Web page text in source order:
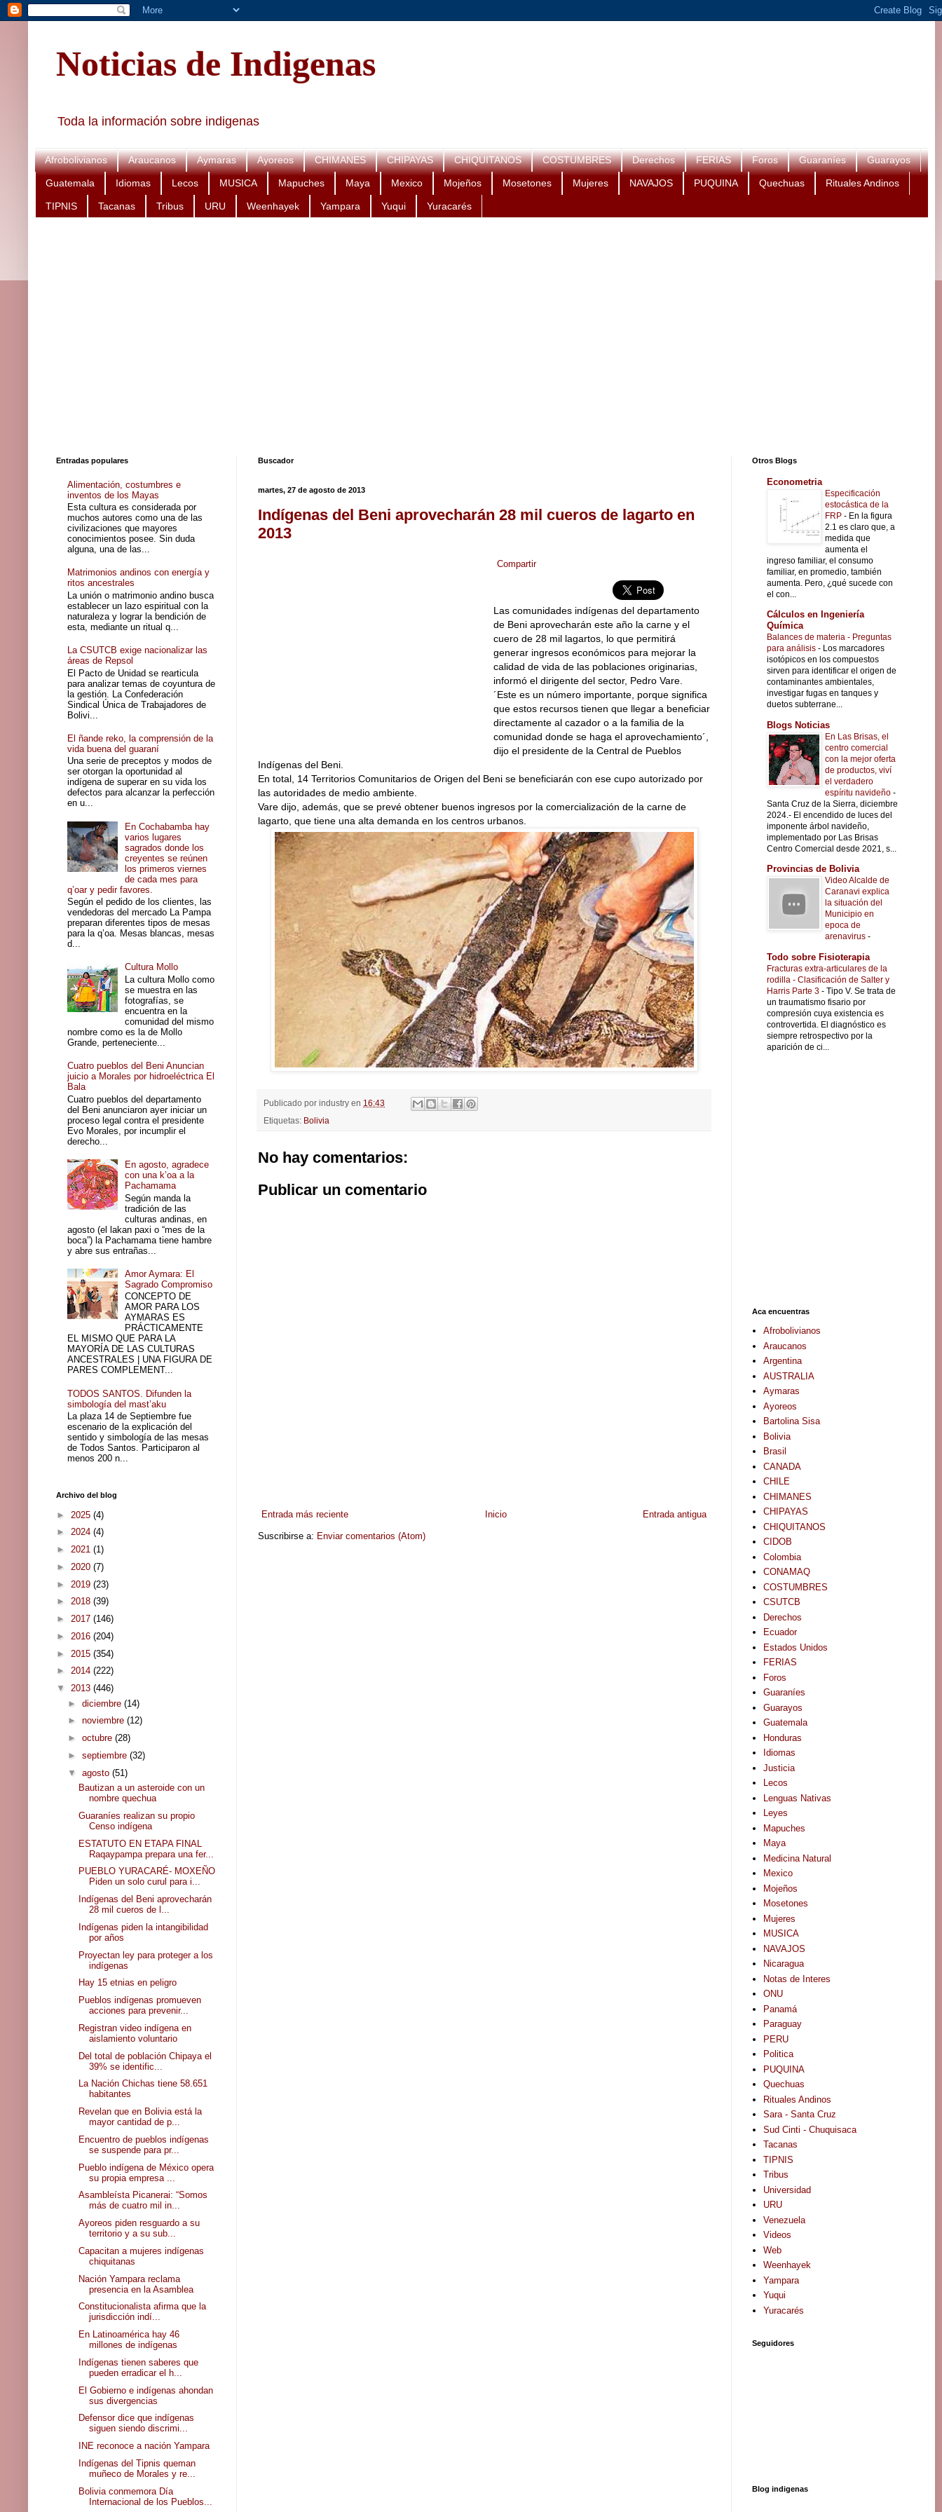
Noticias de Indigenas
Toda la información sobre indigenas
Afrobolivianos Araucanos Aymaras Ayoreos CHIMANES CHIPAYAS CHIQUITANOS COSTUMBRES Derechos FERIAS Foros Guaraníes Guarayos
Guatemala Idiomas Lecos MUSICA Mapuches Maya Mexico Mojeños Mosetones Mujeres NAVAJOS PUQUINA Quechuas Rituales Andinos
TIPNIS Tacanas Tribus URU Weenhayek Yampara Yuqui Yuracarés
Buscador
martes, 27 de agosto de 2013
Indígenas del Beni aprovecharán 28 mil cueros de lagarto en
2013
Compartir
Las comunidades indígenas del departamento
de Beni aprovecharán este año la carne y el
cuero de 28 mil lagartos, lo que permitirá
generar ingresos económicos para mejorar la
calidad de vida de las poblaciones originarias,
informó el dirigente del sector, Pedro Vare.
´Este es un número importante, porque significa
que estos recursos tienen que llegar a beneficiar
directamente al cazador o a la familia de la
comunidad donde se haga el aprovechamiento´,
dijo el presidente de la Central de Pueblos
Indígenas del Beni.
En total, 14 Territorios Comunitarios de Origen del Beni se beneficiarán con ese cupo autorizado por
las autoridades de medio ambiente.
Vare dijo, además, que se prevé obtener buenos ingresos por la comercialización de la carne de
lagarto, que tiene una alta demanda en los centros urbanos.
Publicado por industry en 16:43
Etiquetas: Bolivia
No hay comentarios:
Publicar un comentario
Entrada más reciente Entrada antigua
Inicio
Suscribirse a: Enviar comentarios (Atom)
Entradas populares
Alimentación, costumbres e
inventos de los Mayas
Esta cultura es considerada por
muchos autores como una de las
civilizaciones que mayores
conocimientos posee. Sin duda
alguna, una de las...
Matrimonios andinos con energía y
ritos ancestrales
La unión o matrimonio andino busca
establecer un lazo espiritual con la
naturaleza y lograr la bendición de
esta, mediante un ritual q...
La CSUTCB exige nacionalizar las
áreas de Repsol
El Pacto de Unidad se rearticula
para analizar temas de coyuntura de
la gestión. La Confederación
Sindical Única de Trabajadores de
Bolivi...
El ñande reko, la comprensión de la
vida buena del guaraní
Una serie de preceptos y modos de
ser otorgan la oportunidad al
indígena de superar en su vida los
defectos para alcanzar la perfección
en u...
En Cochabamba hay
varios lugares
sagrados donde los
creyentes se reúnen
los primeros viernes
de cada mes para
q’oar y pedir favores.
Según el pedido de los clientes, las
vendedoras del mercado La Pampa
preparan diferentes tipos de mesas
para la q’oa. Mesas blancas, mesas
d...
Cultura Mollo
La cultura Mollo como
se muestra en las
fotografías, se
encuentra en la
comunidad del mismo
nombre como es la de Mollo
Grande, perteneciente...
Cuatro pueblos del Beni Anuncian
juicio a Morales por hidroeléctrica El
Bala
Cuatro pueblos del departamento
del Beni anunciaron ayer iniciar un
proceso legal contra el presidente
Evo Morales, por incumplir el
derecho...
En agosto, agradece
con una k’oa a la
Pachamama
Según manda la
tradición de las
culturas andinas, en
agosto (el lakan paxi o “mes de la
boca”) la Pachamama tiene hambre
y abre sus entrañas...
Amor Aymara: El
Sagrado Compromiso
CONCEPTO DE
AMOR PARA LOS
AYMARAS ES
PRÁCTICAMENTE
EL MISMO QUE PARA LA
MAYORÍA DE LAS CULTURAS
ANCESTRALES | UNA FIGURA DE
PARES COMPLEMENT...
TODOS SANTOS. Difunden la
simbología del mast’aku
La plaza 14 de Septiembre fue
escenario de la explicación del
sentido y simbología de las mesas
de Todos Santos. Participaron al
menos 200 n...
Archivo del blog
► 2025 (4)
► 2024 (4)
► 2021 (1)
► 2020 (7)
► 2019 (23)
► 2018 (39)
► 2017 (146)
► 2016 (204)
► 2015 (354)
► 2014 (222)
▼ 2013 (446)
► diciembre (14)
► noviembre (12)
► octubre (28)
► septiembre (32)
▼ agosto (51)
Bautizan a un asteroide con un
nombre quechua
Guaraníes realizan su propio
Censo indígena
ESTATUTO EN ETAPA FINAL
Raqaypampa prepara una fer...
PUEBLO YURACARÉ- MOXEÑO
Piden un solo curul para i...
Indígenas del Beni aprovecharán
28 mil cueros de l...
Indígenas piden la intangibilidad
por años
Proyectan ley para proteger a los
indígenas
Hay 15 etnias en peligro
Pueblos indígenas promueven
acciones para prevenir...
Registran video indígena en
aislamiento voluntario
Del total de población Chipaya el
39% se identific...
La Nación Chichas tiene 58.651
habitantes
Revelan que en Bolivia está la
mayor cantidad de p...
Encuentro de pueblos indígenas
se suspende para pr...
Pueblo indígena de México opera
su propia empresa ...
Asambleísta Picanerai: “Somos
más de cuatro mil in...
Ayoreos piden resguardo a su
territorio y a su sub...
Capacitan a mujeres indígenas
chiquitanas
Nación Yampara reclama
presencia en la Asamblea
Constitucionalista afirma que la
jurisdicción indí...
En Latinoamérica hay 46
millones de indígenas
Indígenas tienen saberes que
pueden erradicar el h...
El Gobierno e indígenas ahondan
sus divergencias
Defensor dice que indígenas
siguen siendo discrimi...
INE reconoce a nación Yampara
Indígenas del Tipnis queman
muñeco de Morales y re...
Bolivia conmemora Día
Internacional de los Pueblos...
Otros Blogs
Econometria
Especificación
estocástica de la
FRP - En la figura
2.1 es claro que, a
medida que
aumenta el
ingreso familiar, el consumo
familiar, en promedio, también
aumenta. Pero, ¿qué sucede con
el con...
Cálculos en Ingeniería
Química
Balances de materia - Preguntas
para análisis - Los marcadores
isotópicos en los compuestos
sirven para identificar el origen de
contaminantes ambientales,
investigar fugas en tanques y
duetos subterrane...
Blogs Noticias
En Las Brisas, el
centro comercial
con la mejor oferta
de productos, viví
el verdadero
espíritu navideño -
Santa Cruz de la Sierra, diciembre
2024.- El encendido de luces del
imponente árbol navideño,
implementado por Las Brisas
Centro Comercial desde 2021, s...
Provincias de Bolivia
Video Alcalde de
Caranavi explica
la situación del
Municipio en
epoca de
arenavirus -
Todo sobre Fisioterapia
Fracturas extra-articulares de la
rodilla - Clasificación de Salter y
Harris Parte 3 - Tipo V. Se trata de
un traumatismo fisario por
compresión cuya existencia es
controvertida. El diagnóstico es
siempre retrospectivo por la
aparición de ci...
Aca encuentras
Afrobolivianos
Araucanos
Argentina
AUSTRALIA
Aymaras
Ayoreos
Bartolina Sisa
Bolivia
Brasil
CANADA
CHILE
CHIMANES
CHIPAYAS
CHIQUITANOS
CIDOB
Colombia
CONAMAQ
COSTUMBRES
CSUTCB
Derechos
Ecuador
Estados Unidos
FERIAS
Foros
Guaraníes
Guarayos
Guatemala
Honduras
Idiomas
Justicia
Lecos
Lenguas Nativas
Leyes
Mapuches
Maya
Medicina Natural
Mexico
Mojeños
Mosetones
Mujeres
MUSICA
NAVAJOS
Nicaragua
Notas de Interes
ONU
Panamá
Paraguay
PERU
Politica
PUQUINA
Quechuas
Rituales Andinos
Sara - Santa Cruz
Sud Cinti - Chuquisaca
Tacanas
TIPNIS
Tribus
Universidad
URU
Venezuela
Videos
Web
Weenhayek
Yampara
Yuqui
Yuracarés
Seguidores
Blog indigenas